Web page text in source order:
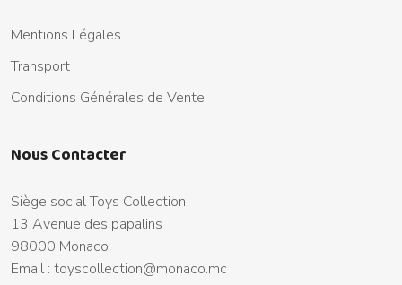
Mentions Légales
Transport
Conditions Générales de Vente
Nous Contacter
Siège social Toys Collection
13 Avenue des papalins
98000 Monaco
Email : toyscollection@monaco.mc